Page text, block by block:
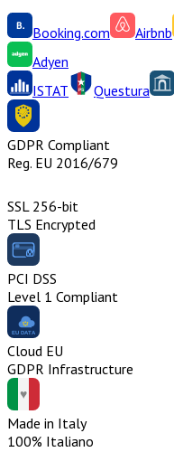
Booking.com Airbnb
Adyen
ISTAT
Questura
GDPR Compliant
Reg. EU 2016/679
SSL 256-bit
TLS Encrypted
PCI DSS
Level 1 Compliant
Cloud EU
GDPR Infrastructure
Made in Italy
100% Italiano